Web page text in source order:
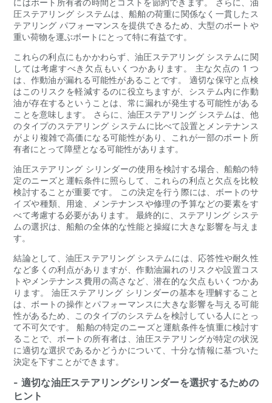
にはボート所有者の時間とコストを節約できます。 さらに、油
圧ステアリング システムは、船舶の荷重に関係なく一貫したス
テアリング パフォーマンスを提供できるため、大型のボートや
重い荷物を運ぶボートにとって特に有益です。
これらの利点にもかかわらず、油圧ステアリング システムに関
しては考慮すべき欠点もいくつかあります。 主な欠点の 1 つ
は、作動油が漏れる可能性があることです。 適切な保守と点検
はこのリスクを軽減するのに役立ちますが、システム内に作動
油が存在するということは、常に漏れが発生する可能性がある
ことを意味します。 さらに、油圧ステアリング システムは、他
のタイプのステアリング システムに比べて設置とメンテナンス
がより複雑で高価になる可能性があり、これが一部のボート所
有者にとって障壁となる可能性があります。
油圧ステアリング シリンダーの使用を検討する場合、船舶の特
定のニーズと運転条件に照らして、これらの利点と欠点を比較
検討することが重要です。 この決定を行う際には、ボートのサ
イズや種類、用途、メンテナンスや修理の予算などの要素をす
べて考慮する必要があります。 最終的に、ステアリング システ
ムの選択は、船舶の全体的な性能と操縦に大きな影響を与えま
す。
結論として、油圧ステアリング システムには、応答性や耐久性
など多くの利点がありますが、作動油漏れのリスクや設置コス
トやメンテナンス費用の高さなど、潜在的な欠点もいくつかあ
ります。 油圧ステアリング シリンダーの基本を理解すること
は、ボートの操作とパフォーマンスに大きな影響を与える可能
性があるため、このタイプのシステムを検討している人にとっ
て不可欠です。 船舶の特定のニーズと運航条件を慎重に検討す
ることで、ボートの所有者は、油圧ステアリングが特定の状況
に適切な選択であるかどうかについて、十分な情報に基づいた
決定を下すことができます。
- 適切な油圧ステアリングシリンダーを選択するための
ヒント